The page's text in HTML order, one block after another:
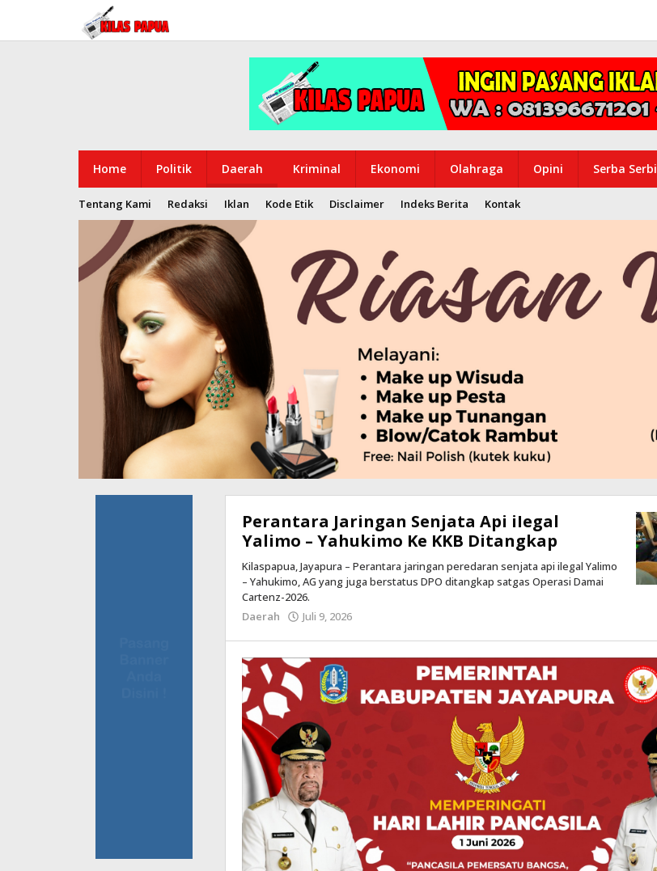
konten
Home Politik Daerah Kriminal Ekonomi Olahraga Opini Serba Serbi
Tentang Kami Redaksi Iklan Kode Etik Disclaimer Indeks Berita Kontak
Perantara Jaringan Senjata Api iIegal
Yalimo – Yahukimo Ke KKB Ditangkap
Kilaspapua, Jayapura – Perantara jaringan peredaran senjata api ilegal Yalimo
– Yahukimo, AG yang juga berstatus DPO ditangkap satgas Operasi Damai
Cartenz-2026.
Daerah
Juli 9, 2026